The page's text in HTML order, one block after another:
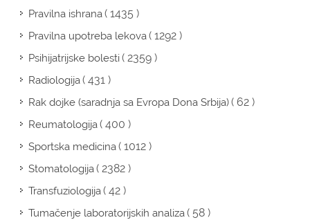
Pravilna ishrana( 1435 )
Pravilna upotreba lekova( 1292 )
Psihijatrijske bolesti( 2359 )
Radiologija( 431 )
Rak dojke (saradnja sa Evropa Dona Srbija)( 62 )
Reumatologija( 400 )
Sportska medicina( 1012 )
Stomatologija( 2382 )
Transfuziologija( 42 )
Tumačenje laboratorijskih analiza( 58 )